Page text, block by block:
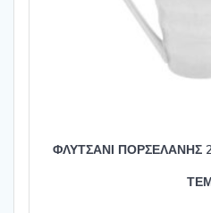
ΦΛΥΤΣΑΝΙ ΠΟΡΣΕΛΑΝΗΣ